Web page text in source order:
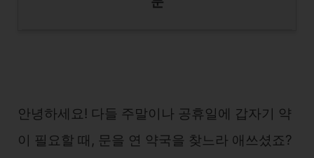
안녕하세요! 다들 주말이나 공휴일에 갑자기 약
이 필요할 때, 문을 연 약국을 찾느라 애쓰셨죠?